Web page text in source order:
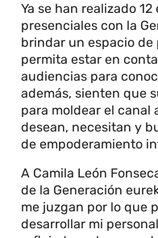
Ya se han realizado
presenciales con la
brindar un espacio
permita estar en
audiencias para
además, sienten que
para moldear el canal
desean, necesitan y
de empoderamiento
A Camila León
de la Generación
me juzgan por lo que
desarrollar mi